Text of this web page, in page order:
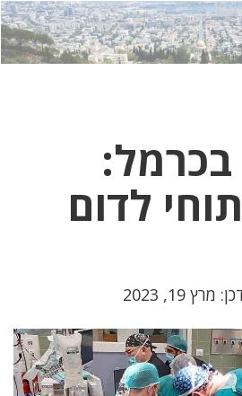
לחץ
כאן
לחץ
כדי
לדום
מרץ 19, 2023